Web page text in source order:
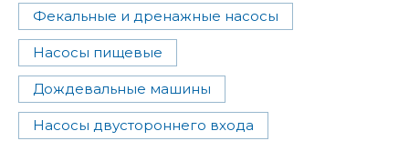
Фекальные и дренажные насосы
Насосы пищевые
Дождевальные машины
Насосы двустороннего входа